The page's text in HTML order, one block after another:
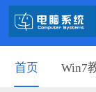
首页 Win7